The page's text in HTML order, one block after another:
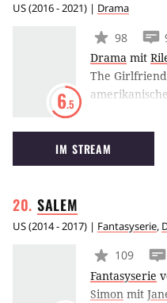
US(2016 - 2021) | Drama
6.5
98
Drama mit
The
Soderberghs
Handlung
Christine
IM STREAM
SALEM
US(2014 - 2017) | Fantasyserie,
109
Fantasyserie
Simon mit